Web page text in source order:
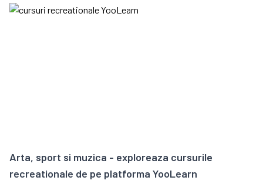
Arta, sport si muzica - exploreaza cursurile
recreationale de pe platforma YooLearn